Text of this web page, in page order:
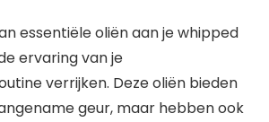
essentiële oliën aan je whipped
ervaring van je
verrijken. Deze oliën bieden
geur, maar hebben ook